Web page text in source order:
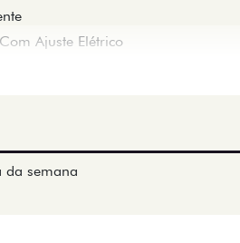
Ajuste Elétrico
da semana